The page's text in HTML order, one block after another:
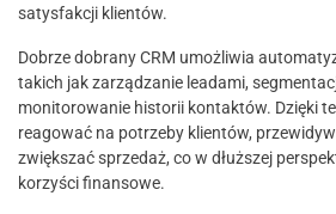
satysfakcji klientów.
Dobrze dobrany CRM umożliwia
takich jak zarządzanie leadami,
monitorowanie historii kontaktów. Dzięki
reagować na potrzeby klientów,
zwiększać sprzedaż, co w dłuższej
korzyści finansowe.